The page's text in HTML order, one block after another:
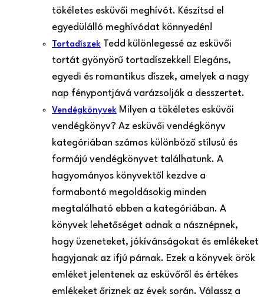
tökéletes esküvői meghívót. Készítsd el
egyedülálló meghívódat könnyedén!
Tortadíszek Tedd különlegessé az esküvői
tortát gyönyörű tortadíszekkel! Elegáns,
egyedi és romantikus díszek, amelyek a nagy
nap fénypontjává varázsolják a desszertet.
Vendégkönyvek Milyen a tökéletes esküvői
vendégkönyv? Az esküvői vendégkönyv
kategóriában számos különböző stílusú és
formájú vendégkönyvet találhatunk. A
hagyományos könyvektől kezdve a
formabontó megoldásokig minden
megtalálható ebben a kategóriában. A
könyvek lehetőséget adnak a násznépnek,
hogy üzeneteket, jókívánságokat és emlékeket
hagyjanak az ifjú párnak. Ezek a könyvek örök
emléket jelentenek az esküvőről és értékes
emlékeket őriznek az évek során. Válassz a